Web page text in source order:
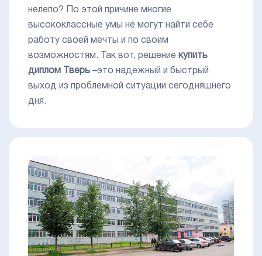
нелепо? По этой причине многие
высококлассные умы не могут найти себе
работу своей мечты и по своим
возможностям. Так вот, решение купить
диплом Тверь –это надежный и быстрый
выход из проблемной ситуации сегодняшнего
дня.